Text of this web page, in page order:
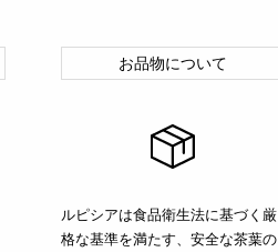
お品物について
ルピシアは食品衛生法に基づく厳
格な基準を満たす、安全な茶葉の